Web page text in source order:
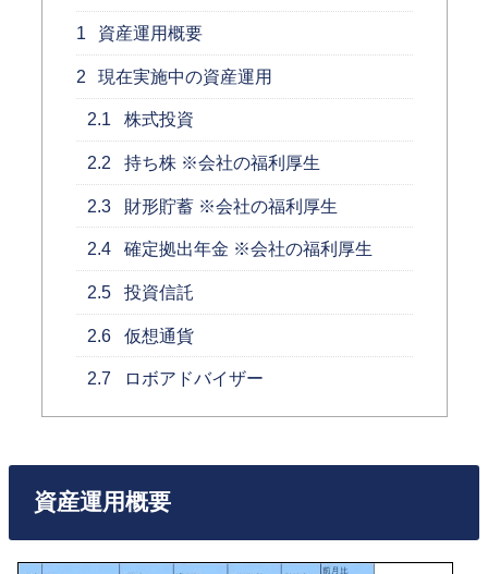
1 資産運用概要
2 現在実施中の資産運用
2.1 株式投資
2.2 持ち株 ※会社の福利厚生
2.3 財形貯蓄 ※会社の福利厚生
2.4 確定拠出年金 ※会社の福利厚生
2.5 投資信託
2.6 仮想通貨
2.7 ロボアドバイザー
資産運用概要